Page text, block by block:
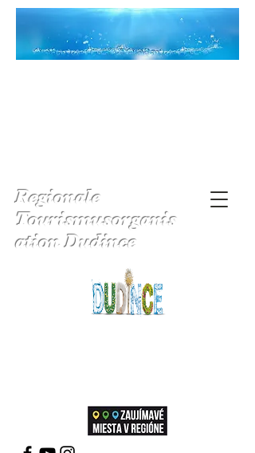
Regionale
Tourismusorganis
ation Dudince